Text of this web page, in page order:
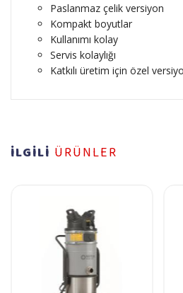
Paslanmaz çelik versiyon
Kompakt boyutlar
Kullanımı kolay
Servis kolaylığı
Katkılı üretim için özel
İLGİLİ ÜRÜNLER